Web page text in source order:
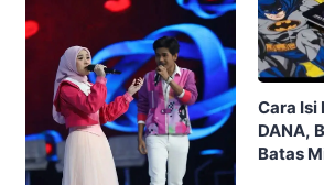
Cara Isi
DANA,
Batas